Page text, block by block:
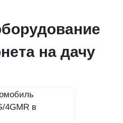
оборудование так,
избежать возможных
при его работе.
на дачу